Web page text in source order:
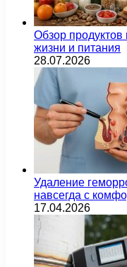
Обзор продуктов
жизни и питания
28.07.2026
Удаление
навсегда с
17.04.2026